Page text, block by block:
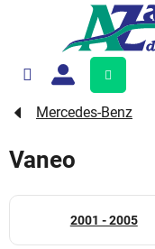
Nákupní
košík
Mercedes-Benz
Vaneo
2001 - 2005